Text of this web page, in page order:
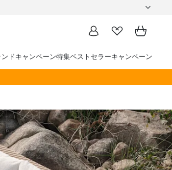
ドキャンペーン特集ベストセラーキャンペーン